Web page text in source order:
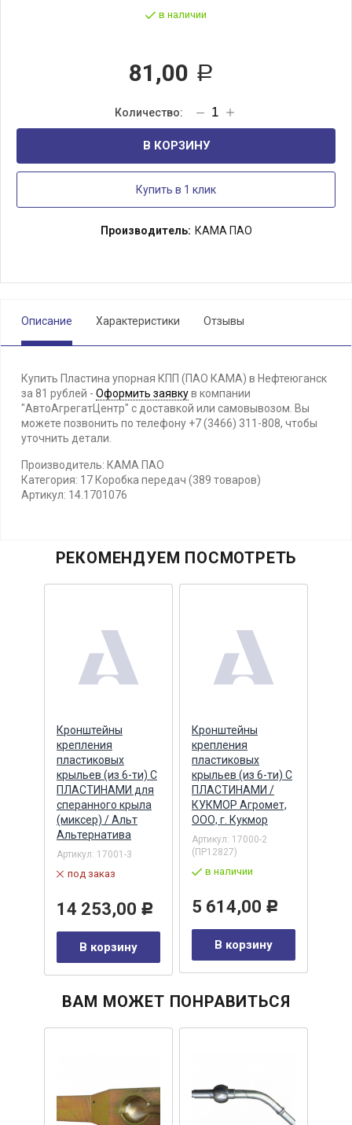
в наличии
81,00 Р
В КОРЗИНУ
Купить в 1 клик
Производитель: КАМА ПАО
Описание Характеристики Отзывы
Купить Пластина упорная КПП (ПАО КАМА) в Нефтеюганск
за 81 рублей - Оформить заявкув компании
"АвтоАгрегатЦентр" с доставкой или самовывозом. Вы
можете позвонить по телефону +7 (3466) 311-808, чтобы
уточнить детали.
Производитель: КАМА ПАО
Категория: 17 Коробка передач (389 товаров)
Артикул: 14.1701076
РЕКОМЕНДУЕМ ПОСМОТРЕТЬ
Кронштейны
крепления
пластиковых
крыльев (из 6-ти) С
ПЛАСТИНАМИ для
сперанного крыла
(миксер) / Альт
Альтернатива
Артикул: 17001-3
под заказ
14 253,00 Р
В корзину
Кронштейны
крепления
пластиковых
крыльев (из 6-ти) С
ПЛАСТИНАМИ /
КУКМОР Агромет,
ООО, г. Кукмор
Артикул: 17000-2
(ПР12827)
в наличии
5 614,00 Р
В корзину
ВАМ МОЖЕТ ПОНРАВИТЬСЯ